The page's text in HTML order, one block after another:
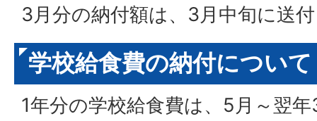
3月分の納付額は、3月中旬に送
学校給食費の納付について
1年分の学校給食費は、5月～翌